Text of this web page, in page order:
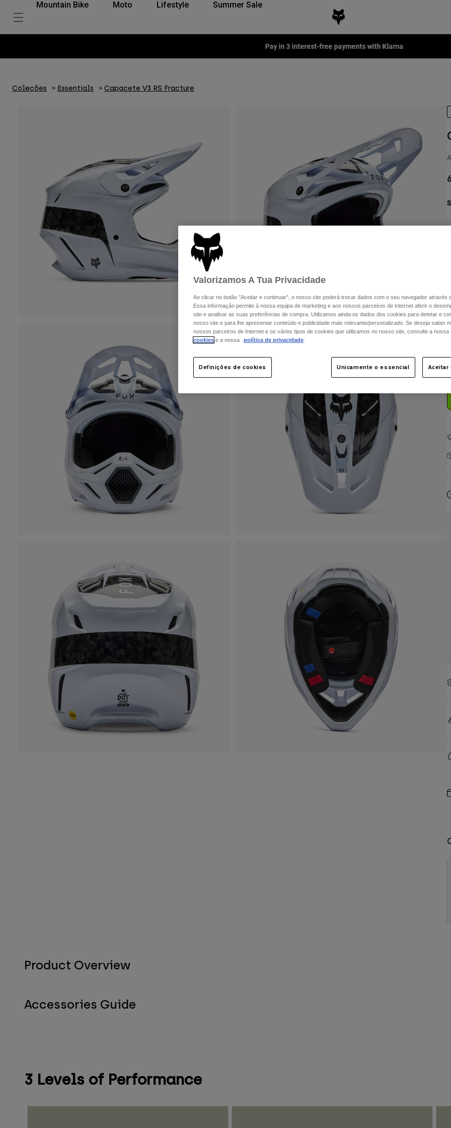
Mountain Bike Moto Lifestyle Summer Sale
Fox LAB Capsule Collection -Shop now
Coleções Essentials Capacete V3 RS Fracture
Product Overview
Accessories Guide
3 Levels of Performance
Valorizamos A Tua Privacidade
Ao clicar no botão "Aceitar e continuar", o nosso site poderá trocar dados com o seu navegador através
Essa informação permite à nossa equipa de marketing e aos nossos parceiros de Internet aferir o
site e analisar as suas preferências de compra. Utilizamos ainda os dados dos cookies para detetar e
nosso site e para lhe apresentar conteúdo e publicidade mais relevante/personalizado. Se deseja saber
nossos parceiros de Internet e os vários tipos de cookies que utilizamos no nosso site, consulte a nossa
cookies e a nossa política de privacidade.
Definições de cookies Unicamente o essencial Aceitar